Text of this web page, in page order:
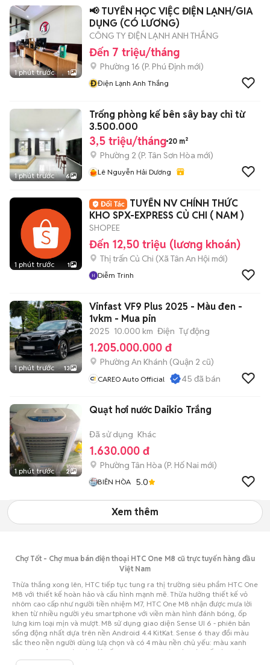
1 phút trước 1
📢 TUYỂN HỌC VIỆC ĐIỆN LẠNH/GIA
DỤNG (CÓ LƯƠNG)
CÔNG TY ĐIỆN LẠNH ANH THẮNG
Đến 7 triệu/tháng
Phường 16 (P. Phú Định mới)
ĐĐiện Lạnh Anh Thắng
1 phút trước 6
Trống phòng kế bên sây bay chỉ từ
3.500.000
3,5 triệu/tháng 20 m²
Phường 2 (P. Tân Sơn Hòa mới)
Lê Nguyễn Hải Dương
1 phút trước 1
TUYỂN NV CHÍNH THỨC
KHO SPX-EXPRESS CỦ CHI ( NAM )
SHOPEE
Đến 12,50 triệu (lương khoán)
Thị trấn Củ Chi (Xã Tân An Hội mới)
Diễm Trinh
1 phút trước 13
Vinfast VF9 Plus 2025 - Màu đen -
1vkm - Mua pin
2025 10.000 km Điện Tự động
1.205.000.000 đ
Phường An Khánh (Quận 2 cũ)
CAREO Auto Official 45 đã bán
1 phút trước 2
Quạt hơi nước Daikio Trắng
Đã sử dụng Khác
1.630.000 đ
Phường Tân Hòa (P. Hố Nai mới)
BIÊN HÒA 5.0
Xem thêm
Chợ Tốt - Chợ mua bán điện thoại HTC One M8 cũ trực tuyến hàng đầu
Việt Nam
Thừa thắng xong lên, HTC tiếp tục tung ra thị trường siêu phẩm HTC One
M8 với thiết kế hoàn hảo và cấu hình mạnh mẽ. Thừa hưởng thiết kế vỏ
nhôm cao cấp như người tiền nhiệm M7, HTC One M8 nhận được mưa lời
khen từ nhiều người yêu smartphone với viền màn hình đánh bóng, ốp
lưng kim loại mịn và mượt. M8 sử dụng giao diện Sense UI 6 - phiên bản
sống động nhất dựa trên nền Android 4.4 KitKat. Sense 6 thay đổi màu
sắc theo nền người dùng lưạ chọn và có 4 màu nền chủ yếu: màu xanh
dương ngả xanh lá; màu đỏ kết hợp da cam; màu tím và cuối cùng là
màu đen - trắng truyền thống trên hình nền ngả xám.